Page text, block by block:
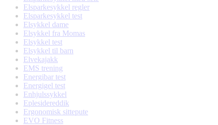
Elsparkesykkel regler
Elsparkesykkel test
Elsykkel dame
Elsykkel fra Momas
Elsykkel test
Elsykkel til barn
Elvekajakk
EMS trening
Energibar test
Energigel test
Enhjulssykkel
Eplesidereddik
Ergonomisk sittepute
EVO Fitness